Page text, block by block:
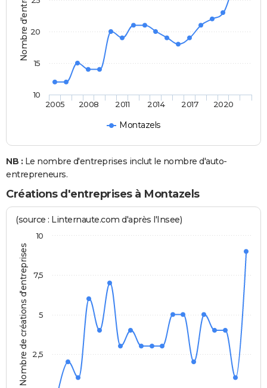
Montazels
2005 2008 2011 2014 2017 2020
10
15
20
NB : Le nombre d'entreprises inclut le nombre d'auto-
entrepreneurs.
Créations d'entreprises à Montazels
Nombre de créations d'entreprises
(source : Linternaute.com d'après l'Insee)
2,5
5
7,5
10